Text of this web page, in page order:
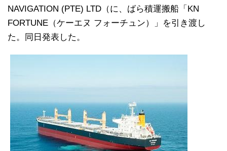
NAVIGATION (PTE) LTD（に、ばら積運搬船「KN
FORTUNE（ケーエヌ フォーチュン）」を引き渡し
た。同日発表した。